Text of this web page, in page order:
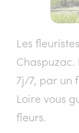
Les
Chaspuzac.
7j/7, par un
Loire vous
fleurs.